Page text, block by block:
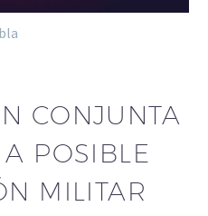
CONJUNTA
POSIBLE
MILITAR